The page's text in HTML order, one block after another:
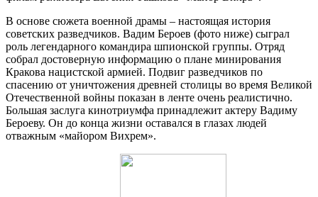
В основе сюжета военной драмы – настоящая история
советских разведчиков. Вадим Бероев (фото ниже) сыграл
роль легендарного командира шпионской группы. Отряд
собрал достоверную информацию о плане минирования
Кракова нацистской армией. Подвиг разведчиков по
спасению от уничтожения древней столицы во время Великой
Отечественной войны показан в ленте очень реалистично.
Большая заслуга кинотриумфа принадлежит актеру Вадиму
Бероеву. Он до конца жизни оставался в глазах людей
отважным «майором Вихрем».